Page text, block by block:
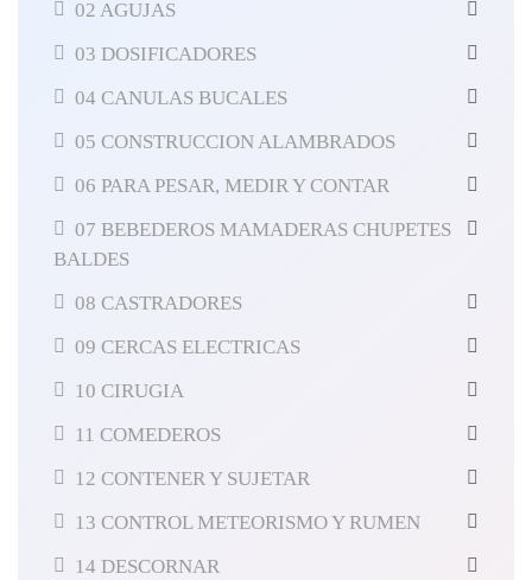
02 AGUJAS
03 DOSIFICADORES
04 CANULAS BUCALES
05 CONSTRUCCION ALAMBRADOS
06 PARA PESAR, MEDIR Y CONTAR
07 BEBEDEROS MAMADERAS CHUPETES
BALDES
08 CASTRADORES
09 CERCAS ELECTRICAS
10 CIRUGIA
11 COMEDEROS
12 CONTENER Y SUJETAR
13 CONTROL METEORISMO Y RUMEN
14 DESCORNAR